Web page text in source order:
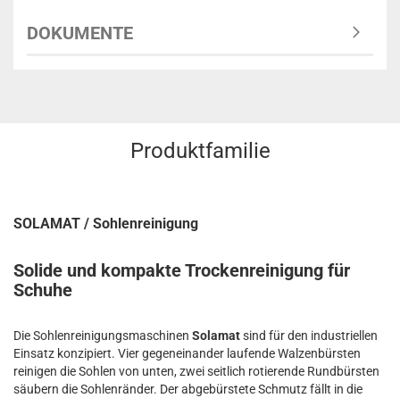
DOKUMENTE
Produktfamilie
SOLAMAT / Sohlenreinigung
Solide und kompakte Trockenreinigung für
Schuhe
Die Sohlenreinigungsmaschinen Solamatsind für den industriellen
Einsatz konzipiert. Vier gegeneinander laufende Walzenbürsten
reinigen die Sohlen von unten, zwei seitlich rotierende Rundbürsten
säubern die Sohlenränder. Der abgebürstete Schmutz fällt in die